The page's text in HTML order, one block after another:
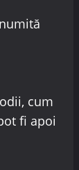
cum
fi apoi